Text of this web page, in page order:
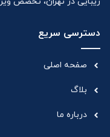
دسترسی سریع
صفحه اصلی
بلاگ
درباره ما